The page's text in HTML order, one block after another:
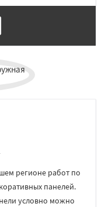
регионе работ по
панелей.
условно можно